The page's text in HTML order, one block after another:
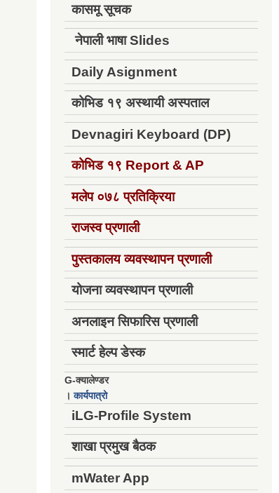
कासमू सूचक
नेपाली भाषा Slides
Daily Asignment
कोभिड १९ अस्थायी अस्पताल
Devnagiri Keyboard (DP)
कोभिड १९ Report & AP
मलेप ०७८ प्रतिक्रिया
राजस्व प्रणाली
पुस्तकालय व्यवस्थापन प्रणाली
योजना व्यवस्थापन प्रणाली
अनलाइन सिफारिस प्रणाली
स्मार्ट हेल्प डेस्क
G-क्यालेण्डर
।कार्यपात्रो
iLG-Profile System
शाखा प्रमुख बैठक
mWater App